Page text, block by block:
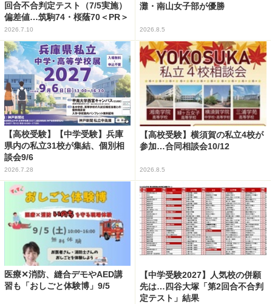
回合不合判定テスト（7/5実施）
偏差値…筑駒74・桜蔭70＜PR＞
2026.7.10
灘・南山女子部が優勝
2026.8.5
【高校受験】【中学受験】兵庫
県内の私立31校が集結、個別相
談会9/6
2026.7.28
【高校受験】横須賀の私立4校が
参加…合同相談会10/12
2026.8.5
医療✕消防、縫合デモやAED講
習も「おしごと体験博」9/5
【中学受験2027】人気校の併願
先は…四谷大塚「第2回合不合判
定テスト」結果